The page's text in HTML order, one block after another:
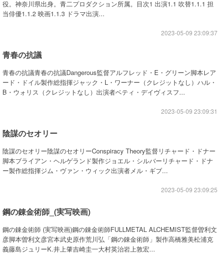
役。神奈川県出身。青二プロダクション所属。目次1 出演1.1 吹替1.1.1 担
当俳優1.1.2 映画1.1.3 ドラマ出演...
2023-05-09 23:09:37
青春の抗議
青春の抗議青春の抗議Dangerous監督アルフレッド・E・グリーン脚本レア
ード・ドイル製作総指揮ジャック・L・ワーナー（クレジットなし）ハル・
B・ウォリス（クレジットなし）出演者ベティ・デイヴィスフ...
2023-05-09 23:09:31
陰謀のセオリー
陰謀のセオリー陰謀のセオリーConspiracy Theory監督リチャード・ドナー
脚本ブライアン・ヘルゲランド製作ジョエル・シルバーリチャード・ドナ
ー製作総指揮ジム・ヴァン・ウィック出演者メル・ギブ...
2023-05-09 23:09:25
鋼の錬金術師_(実写映画)
鋼の錬金術師 (実写映画)鋼の錬金術師FULLMETAL ALCHEMIST監督曽利文
彦脚本曽利文彦宮本武史原作荒川弘「鋼の錬金術師」製作高橋雅美松浦克
義藤島ジュリーK.井上肇吉崎圭一大村英治岩上敦宏...